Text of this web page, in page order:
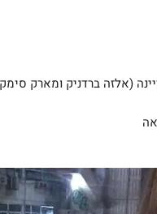
(אלזה ברדניק ומארק